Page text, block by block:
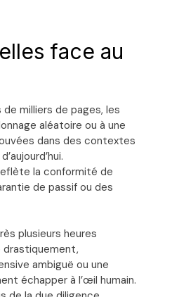
face au
milliers de pages, les
aléatoire ou à une
dans des contextes
la conformité de
de passif ou des
plusieurs heures
drastiquement,
ambiguë ou une
échapper à l’œil humain.